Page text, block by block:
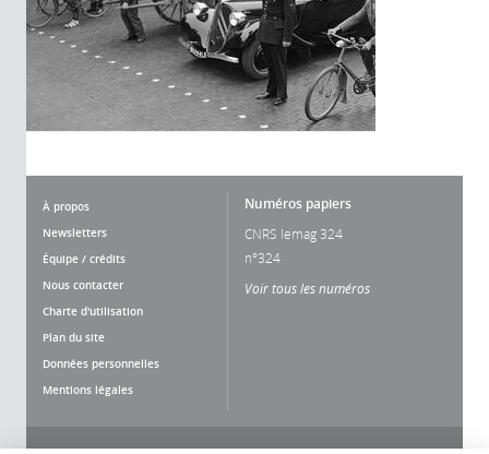
À propos
Newsletters
Équipe / crédits
Nous contacter
Charte d'utilisation
Plan du site
Données personnelles
Mentions légales
Numéros papiers
CNRS lemag 324
n°324
Voir tous les numéros